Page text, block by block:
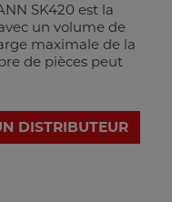
SK420 est la
un volume de
maximale de la
de pièces peut
DISTRIBUTEUR